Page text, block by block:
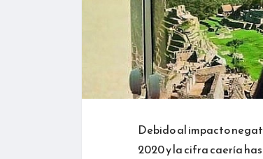
Debido al impacto
2020 y la cifra caería